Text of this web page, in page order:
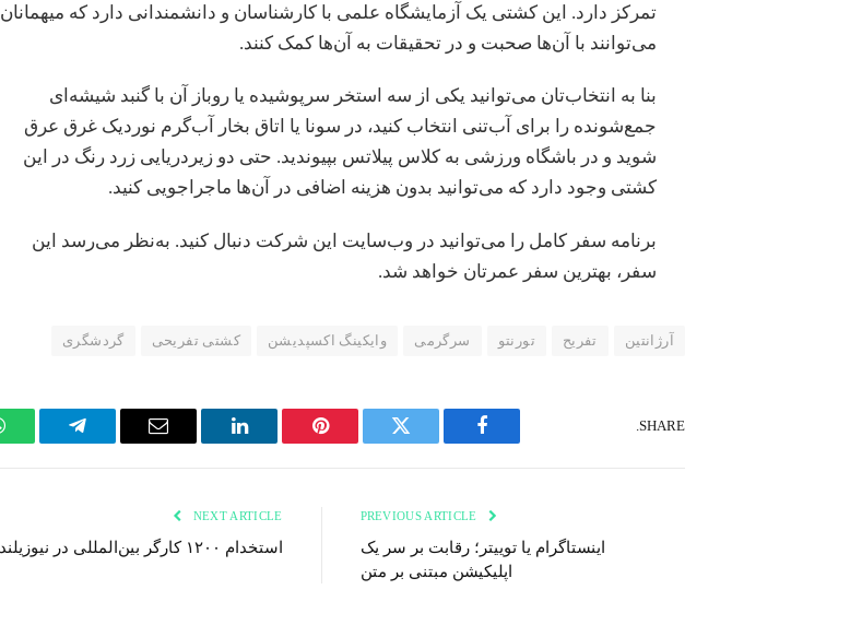
تمرکز دارد. این کشتی یک آزمایشگاه علمی با کارشناسان و دانشمندانی دارد که میهمانان
می‌توانند با آن‌ها صحبت و در تحقیقات به آن‌ها کمک کنند.
بنا به انتخاب‌تان می‌توانید یکی از سه استخر سرپوشیده یا روباز آن با گنبد شیشه‌ای
جمع‌شونده را برای آب‌تنی انتخاب کنید، در سونا یا اتاق بخار آب‌گرم نوردیک غرق عرق
شوید و در باشگاه ورزشی به کلاس پیلاتس بپیوندید. حتی دو زیردریایی زرد رنگ در این
کشتی وجود دارد که می‌توانید بدون هزینه اضافی در آن‌ها ماجراجویی کنید.
برنامه سفر کامل را می‌توانید در وب‌سایت این شرکت دنبال کنید. به‌نظر می‌رسد این
سفر، بهترین سفر عمرتان خواهد شد.
آرژانتین تفریح تورنتو سرگرمی وایکینگ اکسپدیشن کشتی تفریحی گردشگری
SHARE.
Facebook
Twitter
Pinterest
LinkedIn
Email
Telegram
اینستاگرام یا توییتر؛ رقابت بر سر یک
اپلیکیشن مبتنی بر متن
NEXT ARTICLE
استخدام ۱۲۰۰ کارگر بین‌المللی در نیوزیلند